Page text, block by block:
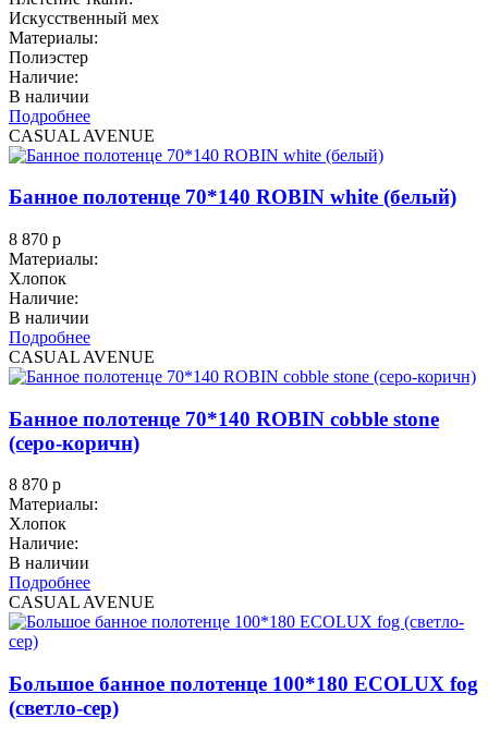
Искусственный мех
Материалы:
Полиэстер
Наличие:
В наличии
Подробнее
CASUAL AVENUE
Банное полотенце 70*140 ROBIN white (белый)
8 870 р
Материалы:
Хлопок
Наличие:
В наличии
Подробнее
CASUAL AVENUE
Банное полотенце 70*140 ROBIN cobble stone
(серо-коричн)
8 870 р
Материалы:
Хлопок
Наличие:
В наличии
Подробнее
CASUAL AVENUE
Большое банное полотенце 100*180 ECOLUX fog
(светло-сер)